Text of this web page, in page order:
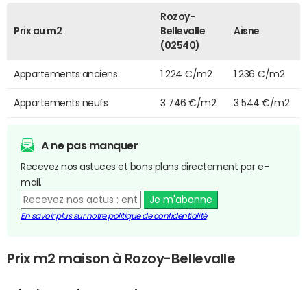
Prix au m2
Rozoy-
Bellevalle
(02540)
Aisne
Appartements anciens 1 224 €/m2 1 236 €/m2
Appartements neufs 3 746 €/m2 3 544 €/m2
A ne pas manquer
Recevez nos astuces et bons plans directement par e-
mail.
Je m'abonne
En savoir plus sur notre politique de confidentialité
Prix m2 maison à Rozoy-Bellevalle